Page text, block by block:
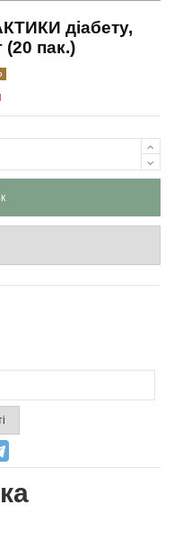
діабету,
пак.)